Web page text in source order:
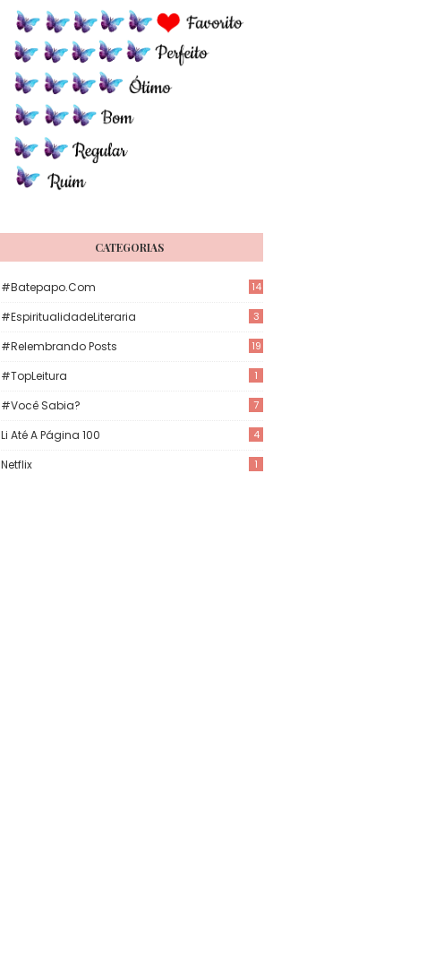
CATEGORIAS
#Batepapo.com 14
#EspiritualidadeLiteraria 3
#Relembrando Posts 19
#TopLeitura 1
#Você Sabia? 7
Li Até A Página 100 4
Netflix 1